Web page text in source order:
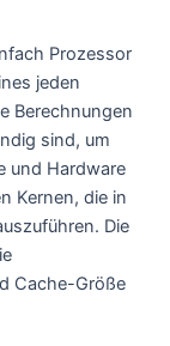
Prozessor
jeden
Berechnungen
sind, um
und Hardware
Kernen, die in
Die
Cache-Größe